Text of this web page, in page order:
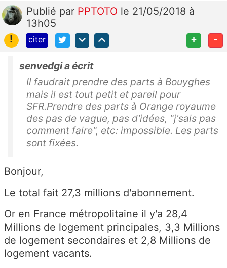
Publié par PPTOTO le 21/05/2018 à
13h05
!
citer + -
senvedgi a écrit
Il faudrait prendre des parts à Bouyghes
mais il est tout petit et pareil pour
SFR.Prendre des parts à Orange royaume
des pas de vague, pas d'idées, "j'sais pas
comment faire", etc: impossible. Les parts
sont fixées.
Bonjour,
Le total fait 27,3 millions d'abonnement.
Or en France métropolitaine il y'a 28,4
Millions de logement principales, 3,3 Millions
de logement secondaires et 2,8 Millions de
logement vacants.